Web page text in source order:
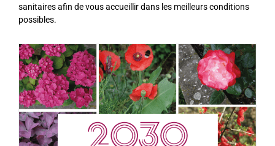
sanitaires afin de vous accueillir dans les meilleurs conditions
possibles.